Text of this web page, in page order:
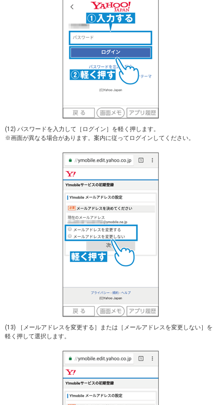
(12) パスワードを入力して［ログイン］を軽く押します。
※画面が異なる場合があります。案内に従ってログインしてください。
(13) ［メールアドレスを変更する］または［メールアドレスを変更しない］を
軽く押して選択します。